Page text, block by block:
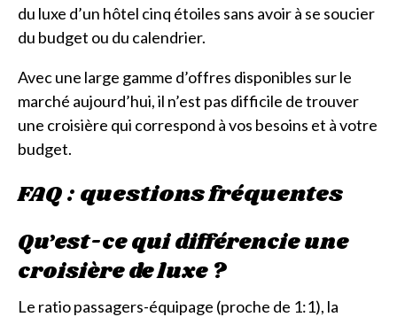
du luxe d’un hôtel cinq étoiles sans avoir à se soucier
du budget ou du calendrier.
Avec une large gamme d’offres disponibles sur le
marché aujourd’hui, il n’est pas difficile de trouver
une croisière qui correspond à vos besoins et à votre
budget.
FAQ : questions fréquentes
Qu’est-ce qui différencie une
croisière de luxe ?
Le ratio passagers-équipage (proche de 1:1), la